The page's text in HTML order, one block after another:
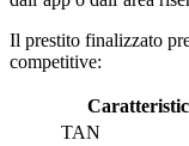
Il prestito finalizzato
competitive:
TAN